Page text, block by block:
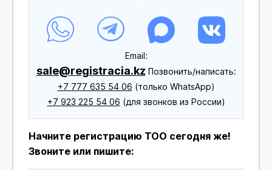
Еmail:
sale@registracia.kz Позвонить/написать:
+7 777 635 54 06 (только WhatsApp)
+7 923 225 54 06 (для звонков из России)
Начните регистрацию ТОО сегодня же!
Звоните или пишите: